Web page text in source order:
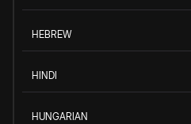
HEBREW
HINDI
HUNGARIAN